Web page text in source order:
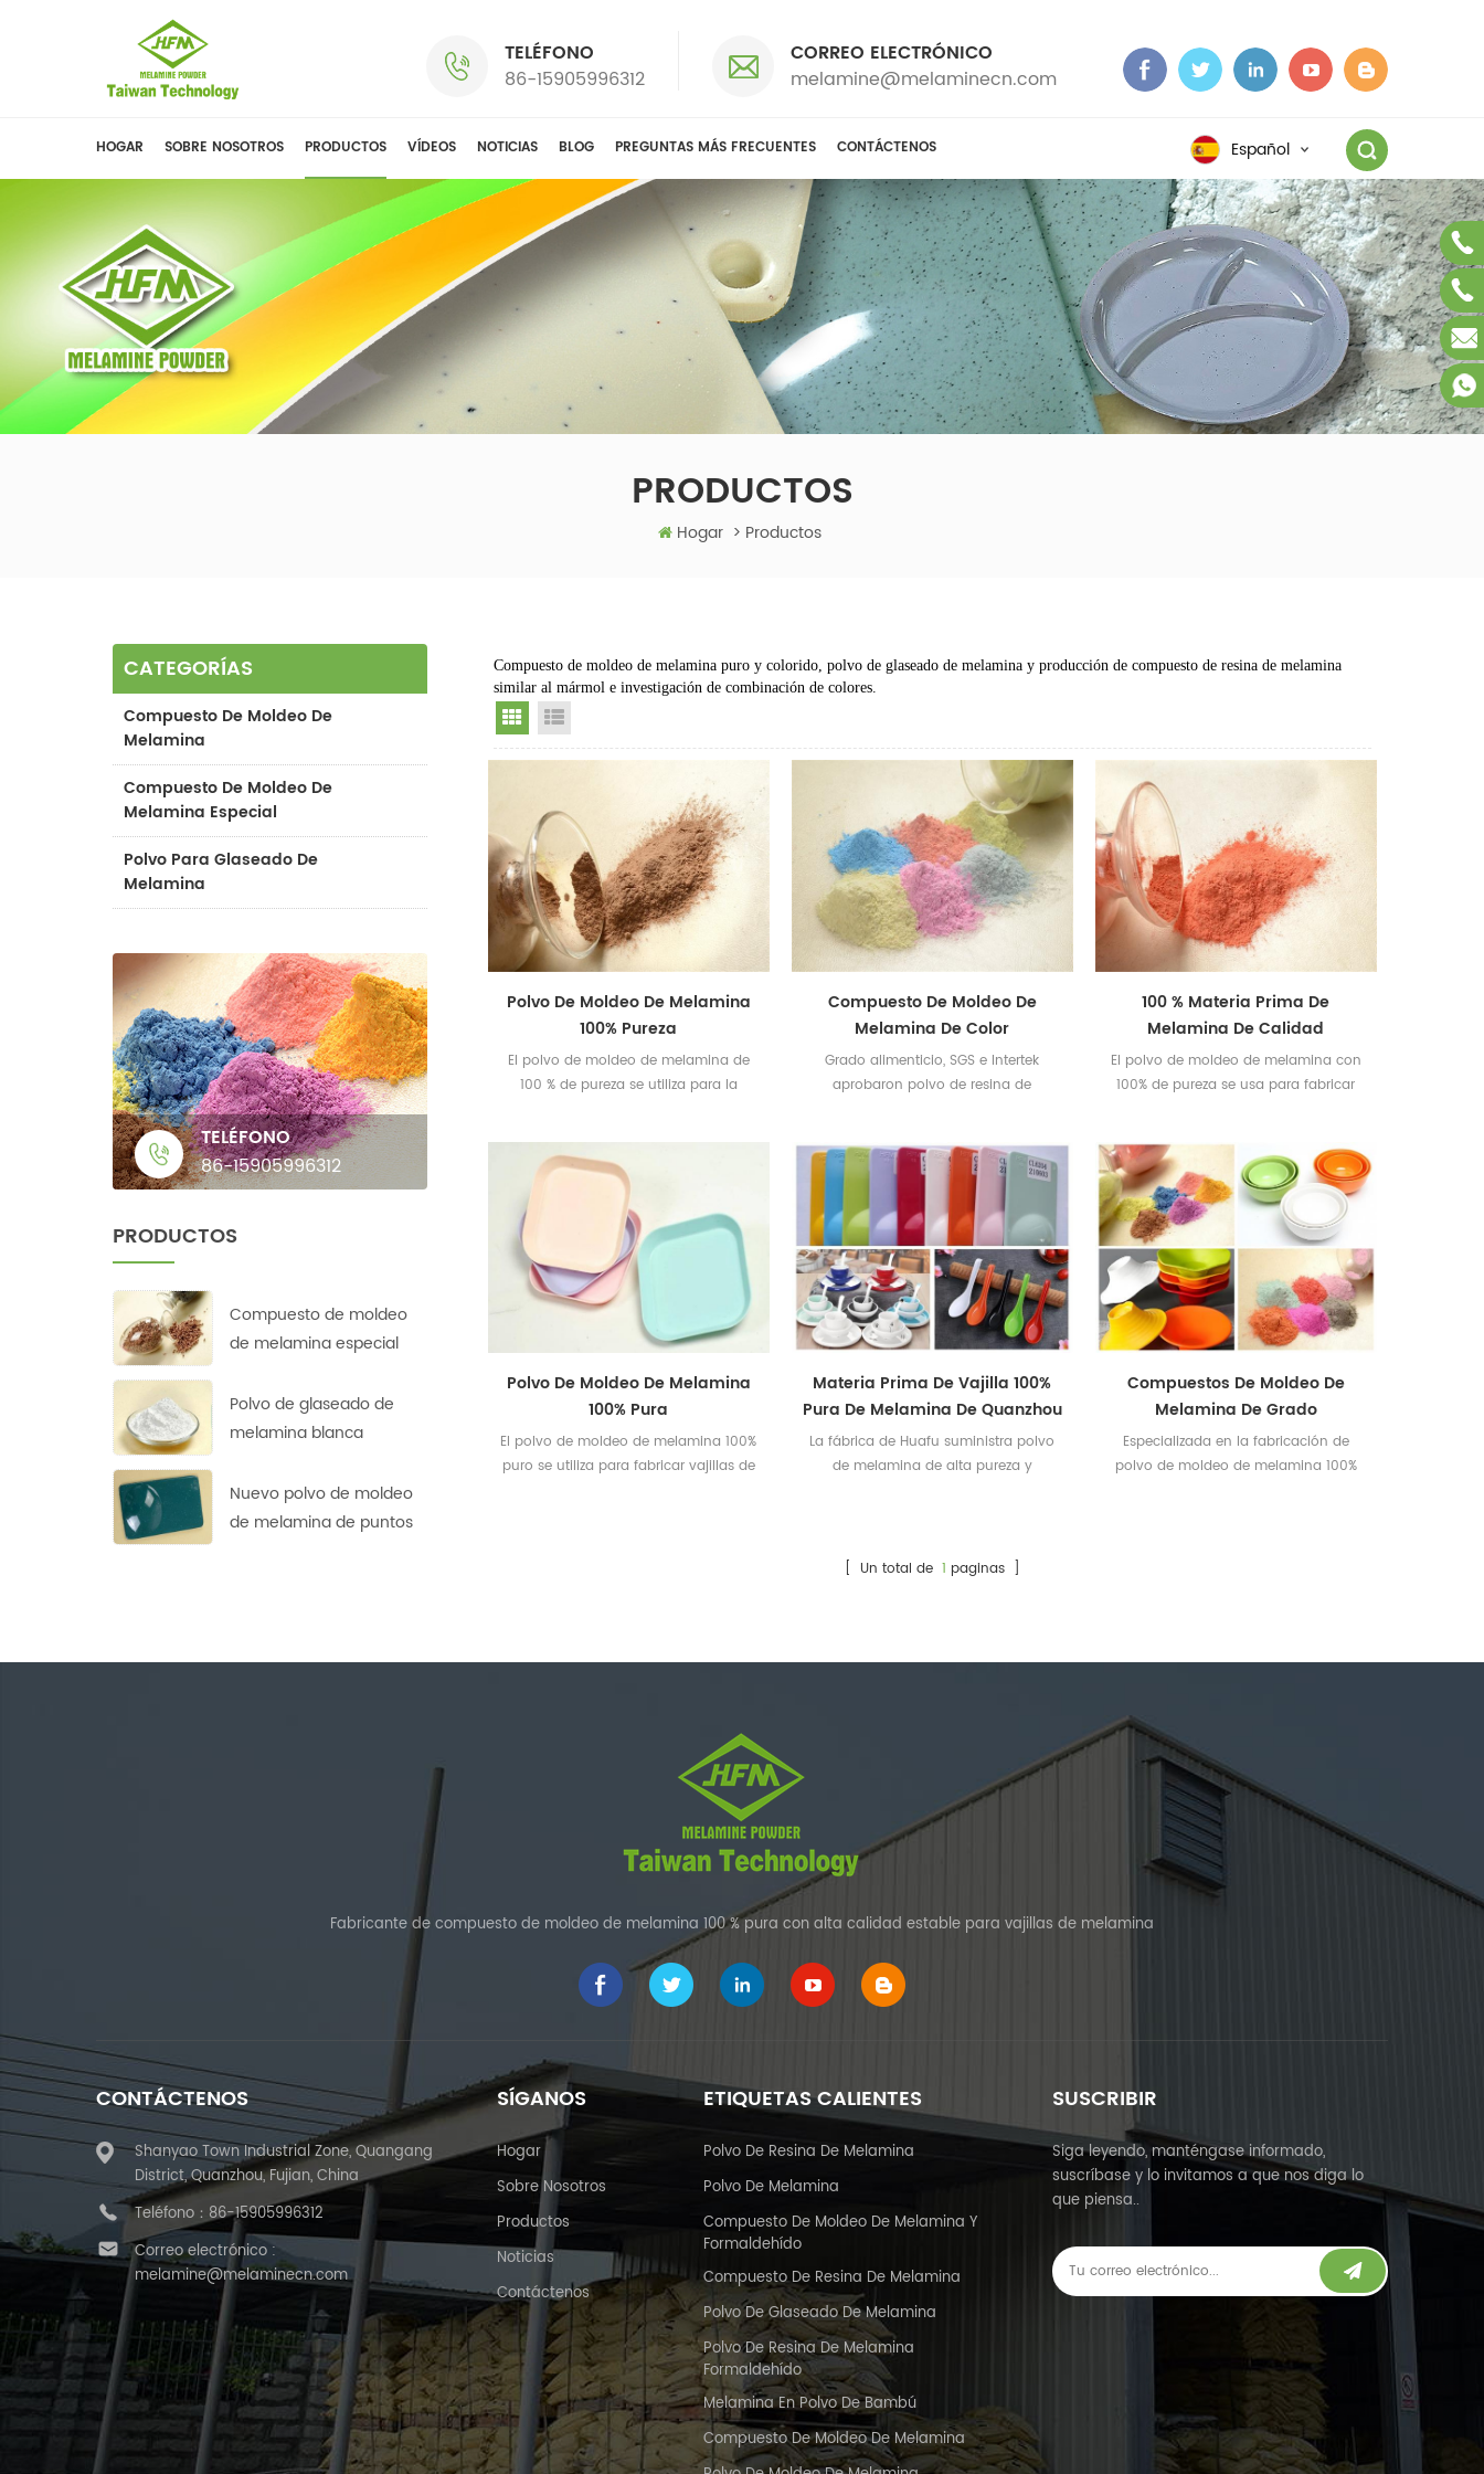
TELÉFONO
86-15905996312
CORREO ELECTRÓNICO
melamine@melaminecn.com
Español
HOGAR SOBRE NOSOTROS PRODUCTOS VÍDEOS NOTICIAS BLOG PREGUNTAS MÁS FRECUENTES CONTÁCTENOS
PRODUCTOS
Hogar > Productos
CATEGORÍAS
Compuesto De Moldeo De
Melamina
Compuesto De Moldeo De
Melamina Especial
Polvo Para Glaseado De
Melamina
TELÉFONO
86-15905996312
PRODUCTOS
Compuesto de moldeo
de melamina especial
Polvo de glaseado de
melamina blanca
Nuevo polvo de moldeo
de melamina de puntos
Compuesto de moldeo de melamina puro y colorido, polvo de glaseado de melamina y producción de compuesto de resina de melamina
similar al mármol e investigación de combinación de colores.
Grid View
Polvo De Moldeo De Melamina
100% Pureza
El polvo de moldeo de melamina de
100 % de pureza se utiliza para la
Compuesto De Moldeo De
Melamina De Color
Grado alimenticio, SGS e Intertek
aprobaron polvo de resina de
100 % Materia Prima De
Melamina De Calidad
Alimentaria
El polvo de moldeo de melamina con
100% de pureza se usa para fabricar
Polvo De Moldeo De Melamina
100% Pura
El polvo de moldeo de melamina 100%
puro se utiliza para fabricar vajillas de
Materia Prima De Vajilla 100%
Pura De Melamina De Quanzhou
Huafu
La fábrica de Huafu suministra polvo
de melamina de alta pureza y
de vajilla.
Compuestos De Moldeo De
Melamina De Grado
Alimentario Para Vajilla Infantil
Especializada en la fabricación de
polvo de moldeo de melamina 100%
[ Un total de 1 paginas ]
Fabricante de compuesto de moldeo de melamina 100 % pura con alta calidad estable para vajillas de melamina
CONTÁCTENOS
Shanyao Town Industrial Zone, Quangang
District, Quanzhou, Fujian, China
Teléfono： 86-15905996312
Correo electrónico :
melamine@melaminecn.com
SÍGANOS
Hogar
Sobre Nosotros
Productos
Noticias
Contáctenos
ETIQUETAS CALIENTES
Polvo De Resina De Melamina
Polvo De Melamina
Compuesto De Moldeo De Melamina Y
Formaldehído
Compuesto De Resina De Melamina
Polvo De Glaseado De Melamina
Polvo De Resina De Melamina
Formaldehído
Melamina En Polvo De Bambú
Compuesto De Moldeo De Melamina
SUSCRIBIR
Siga leyendo, manténgase informado,
suscríbase y lo invitamos a que nos diga lo
que piensa..